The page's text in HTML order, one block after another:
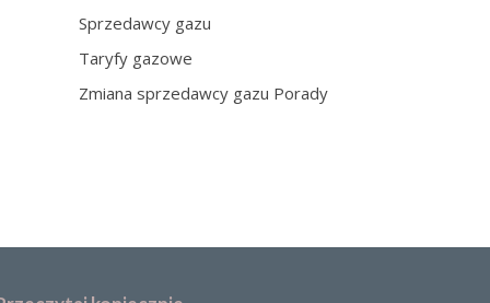
Sprzedawcy gazu
Taryfy gazowe
Zmiana sprzedawcy gazu Porady